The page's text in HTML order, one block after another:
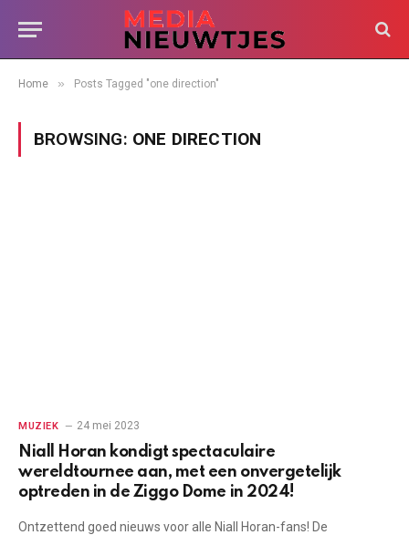
Home » Posts Tagged "one direction"
BROWSING: ONE DIRECTION
MUZIEK 24 mei 2023
Niall Horan kondigt spectaculaire
wereldtournee aan, met een onvergetelijk
optreden in de Ziggo Dome in 2024!
Ontzettend goed nieuws voor alle Niall Horan-fans! De